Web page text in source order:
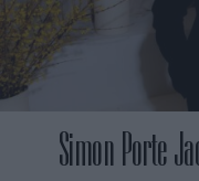
Simon Porte